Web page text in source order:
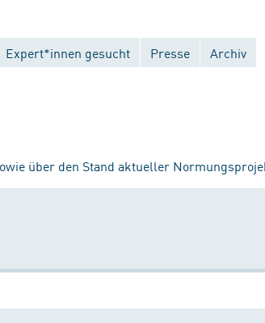
Expert*innen gesucht Presse Archiv
über den Stand aktueller